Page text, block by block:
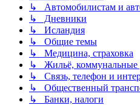
↳ Автомобилистам и
↳ Дневники
↳ Исландия
↳ Общие темы
↳ Медицина, страховка
↳ Жильё, коммунальные
↳ Связь, телефон и
↳ Общественный
↳ Банки, налоги